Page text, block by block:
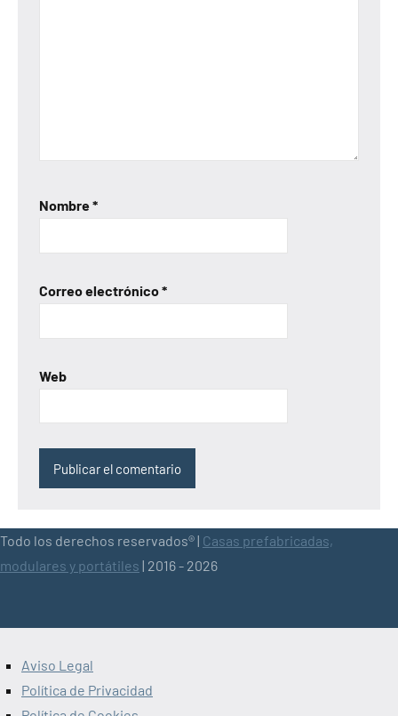
Nombre*
Correo electrónico*
Web
Todo los derechos reservados® | Casas prefabricadas,
modulares y portátiles | 2016 - 2026
Aviso Legal
Política de Privacidad